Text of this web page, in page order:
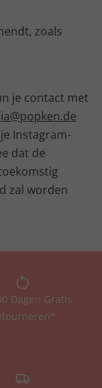
zoals
je contact met
Instagram-
dat de
zal worden
Dagen Gratis